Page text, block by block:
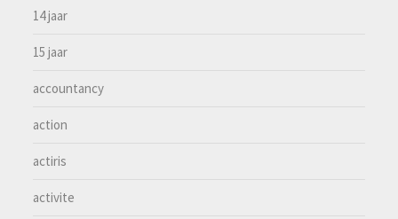
14 jaar
15 jaar
accountancy
action
actiris
activite